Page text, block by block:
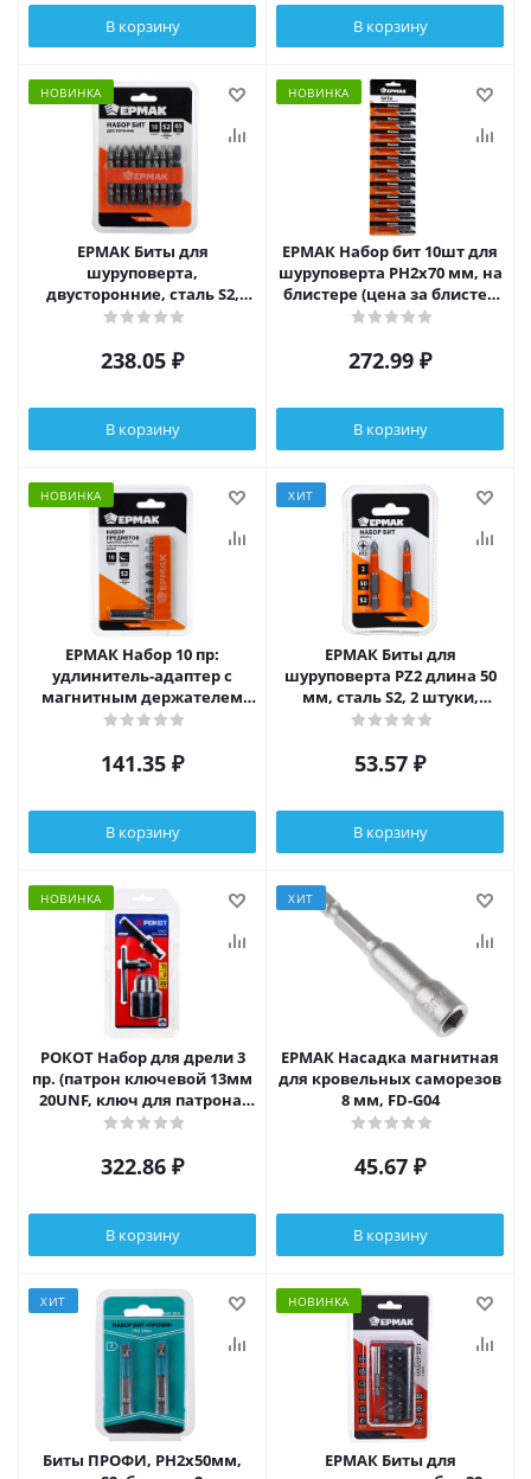
В корзину В корзину
НОВИНКА
ЕРМАК Биты для
шуруповерта,
двусторонние, сталь S2,
длина 65 мм
238.05 ₽
В корзину
НОВИНКА
ЕРМАК Набор бит 10шт для
шуруповерта PH2х70 мм, на
блистере (цена за блистер
10шт)
272.99 ₽
В корзину
НОВИНКА
ЕРМАК Набор 10 пр:
удлинитель-адаптер с
магнитным держателем
для бит; 9 бит длиной 25мм
141.35 ₽
В корзину
ХИТ
ЕРМАК Биты для
шуруповерта PZ2 длина 50
мм, сталь S2, 2 штуки,
ПРОФИ СЕРИЯ
53.57 ₽
В корзину
НОВИНКА
РОКОТ Набор для дрели 3
пр. (патрон ключевой 13мм
20UNF, ключ для патрона,
переходник SDSplus - 20 U
322.86 ₽
В корзину
ХИТ
ЕРМАК Насадка магнитная
для кровельных саморезов
8 мм, FD-G04
45.67 ₽
В корзину
ХИТ
Биты ПРОФИ, PH2х50мм,
НОВИНКА
ЕРМАК Биты для